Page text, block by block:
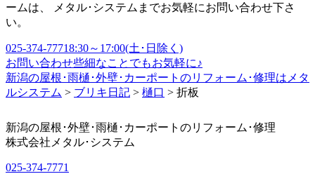
ームは、 メタル･システムまでお気軽にお問い合わせ下さ
い。
025-374-77718:30～17:00(土･日除く)
お問い合わせ些細なことでもお気軽に♪
新潟の屋根･雨樋･外壁･カーポートのリフォーム･修理はメタ
ルシステム > ブリキ日記 > 樋口 > 折板
新潟の屋根･外壁･雨樋･カーポートのリフォーム･修理
株式会社 メタル･システム
025-374-7771